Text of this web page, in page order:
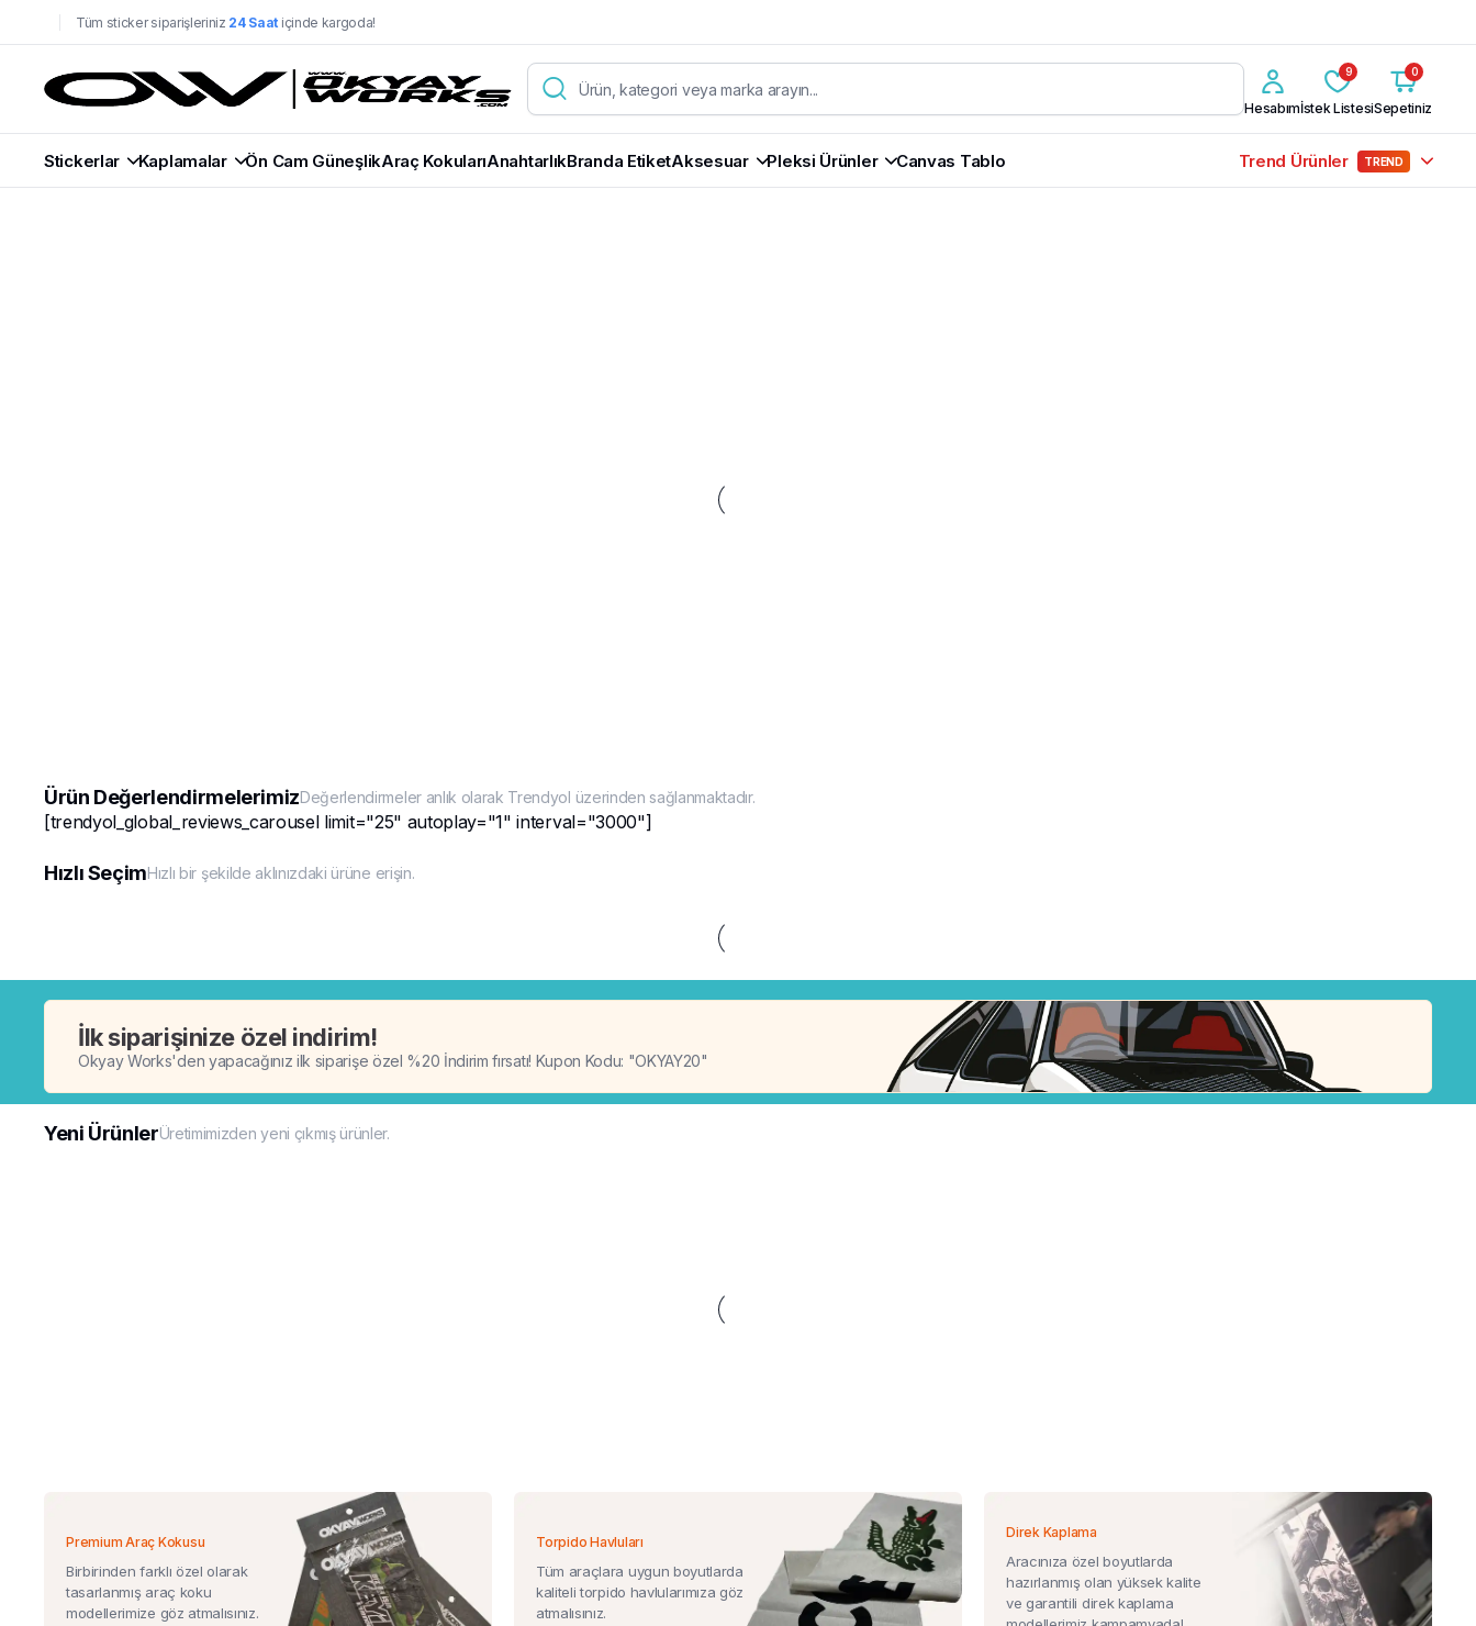
Tüm sticker siparişleriniz 24 Saat içinde kargoda!
Hesabım
9
İstek Listesi
0
Sepetiniz
Stickerlar Kaplamalar Ön Cam GüneşlikAraç KokularıAnahtarlıkBranda EtiketAksesuar Pleksi Ürünler Canvas Tablo Trend Ürünler TREND
Ürün DeğerlendirmelerimizDeğerlendirmeler anlık olarak Trendyol üzerinden sağlanmaktadır.
[trendyol_global_reviews_carousel limit="25" autoplay="1" interval="3000"]
Hızlı SeçimHızlı bir şekilde aklınızdaki ürüne erişin.
İlk siparişinize özel indirim!
Okyay Works'den yapacağınız ilk siparişe özel %20 İndirim fırsatı! Kupon Kodu: "OKYAY20"%20
Yeni ÜrünlerÜretimimizden yeni çıkmış ürünler.
Premium Araç Kokusu
Birbirinden farklı özel olarak
tasarlanmış araç koku
modellerimize göz atmalısınız.
Torpido Havluları
Tüm araçlara uygun boyutlarda
kaliteli torpido havlularımıza göz
atmalısınız.
Direk Kaplama
Aracınıza özel boyutlarda
hazırlanmış olan yüksek kalite
ve garantili direk kaplama